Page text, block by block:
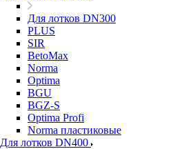
Для лотков DN300
PLUS
SIR
BetoMax
Norma
Optima
BGU
BGZ-S
Optima Profi
Norma пластиковые
Для лотков DN400